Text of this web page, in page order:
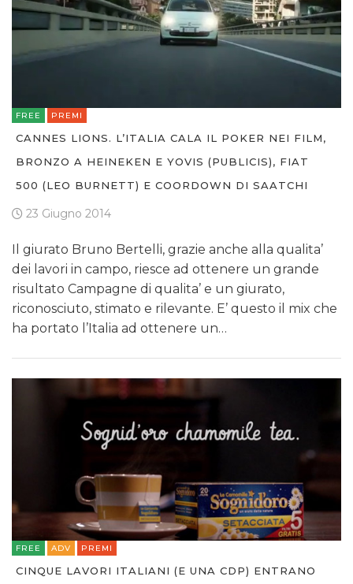
FREE PREMI
CANNES LIONS. L’ITALIA CALA IL POKER NEI FILM,
BRONZO A HEINEKEN E YOVIS (PUBLICIS), FIAT
500 (LEO BURNETT) E COORDOWN DI SAATCHI
23 Giugno 2014
Il giurato Bruno Bertelli, grazie anche alla qualita’
dei lavori in campo, riesce ad ottenere un grande
risultato Campagne di qualita’ e un giurato,
riconosciuto, stimato e rilevante. E’ questo il mix che
ha portato l’Italia ad ottenere un…
FREE ADV PREMI
CINQUE LAVORI ITALIANI (E UNA CDP) ENTRANO